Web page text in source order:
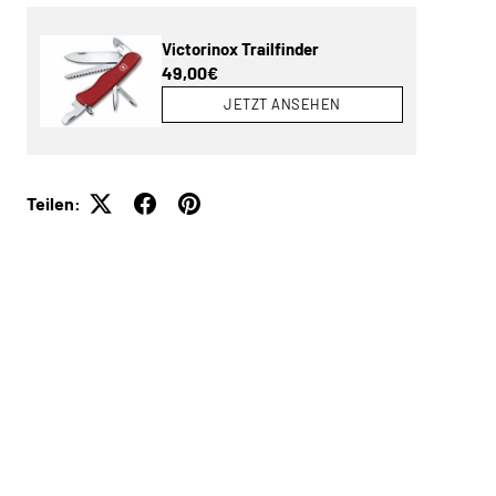
Victorinox Trailfinder
Normaler Preis
49,00€
JETZT ANSEHEN
Teilen: